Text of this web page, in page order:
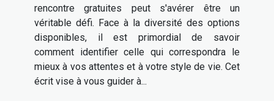
rencontre gratuites peut s'avérer être un
véritable défi. Face à la diversité des options
disponibles, il est primordial de savoir
comment identifier celle qui correspondra le
mieux à vos attentes et à votre style de vie. Cet
écrit vise à vous guider à...